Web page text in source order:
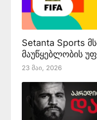
Setanta Sports
მაუწყებლობის
23 Მაი, 2026